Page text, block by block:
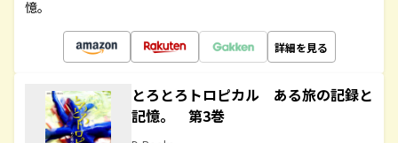
憶。
詳細を見る
とろとろトロピカル ある旅の記録と
記憶。 第3巻